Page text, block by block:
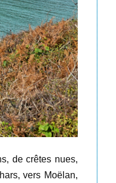
de crêtes nues,
vers Moëlan,